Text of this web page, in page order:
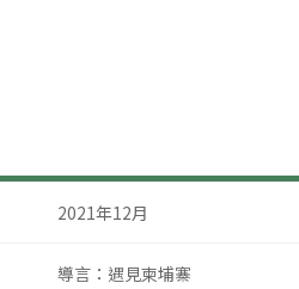
2021年12月
導言：遇見柬埔寨